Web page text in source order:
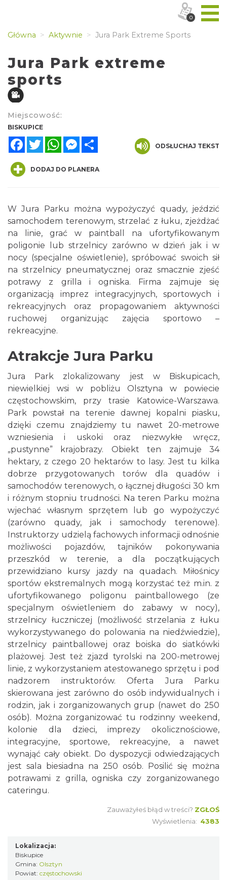
Główna Aktywnie Jura Park Extreme Sports
Jura Park extreme
sports
Miejscowość:
BISKUPICE
FacebookTwitterWhatsAppMessenger
ODSŁUCHAJ TEKST
DODAJ DO PLANERA
W Jura Parku można wypożyczyć quady, jeździć
samochodem terenowym, strzelać z łuku, zjeżdżać
na linie, grać w paintball na ufortyfikowanym
poligonie lub strzelnicy zarówno w dzień jak i w
nocy (specjalne oświetlenie), spróbować swoich sił
na strzelnicy pneumatycznej oraz smacznie zjeść
potrawy z grilla i ogniska. Firma zajmuje się
organizacją imprez integracyjnych, sportowych i
rekreacyjnych oraz propagowaniem aktywności
ruchowej organizując zajęcia sportowo –
rekreacyjne.
Atrakcje Jura Parku
Jura Park zlokalizowany jest w Biskupicach,
niewielkiej wsi w pobliżu Olsztyna w powiecie
częstochowskim, przy trasie Katowice-Warszawa.
Park powstał na terenie dawnej kopalni piasku,
dzięki czemu znajdziemy tu nawet 20-metrowe
wzniesienia i uskoki oraz niezwykłe wręcz,
„pustynne” krajobrazy. Obiekt ten zajmuje 34
hektary, z czego 20 hektarów to lasy. Jest tu kilka
dobrze przygotowanych torów dla quadów i
samochodów terenowych, o łącznej długości 30 km
i różnym stopniu trudności. Na teren Parku można
wjechać własnym sprzętem lub go wypożyczyć
(zarówno quady, jak i samochody terenowe).
Instruktorzy udzielą fachowych informacji odnośnie
możliwości pojazdów, tajników pokonywania
przeszkód w terenie, a dla początkujących
przewidziano kursy jazdy na quadach. Miłośnicy
sportów ekstremalnych mogą korzystać też m.in. z
ufortyfikowanego poligonu paintballowego (ze
specjalnym oświetleniem do zabawy w nocy),
strzelnicy łuczniczej (możliwość strzelania z łuku
wykorzystywanego do polowania na niedźwiedzie),
strzelnicy paintballowej oraz boiska do siatkówki
plażowej. Jest też zjazd tyrolski na 200-metrowej
linie, z wykorzystaniem atestowanego sprzętu i pod
nadzorem instruktorów. Oferta Jura Parku
skierowana jest zarówno do osób indywidualnych i
rodzin, jak i zorganizowanych grup (nawet do 250
osób). Można zorganizować tu rodzinny weekend,
kolonie dla dzieci, imprezy okolicznościowe,
integracyjne, sportowe, rekreacyjne, a nawet
wynająć cały obiekt. Do dyspozycji odwiedzających
jest sala biesiadna na 250 osób. Posilić się można
potrawami z grilla, ogniska czy zorganizowanego
cateringu.
Zauważyłeś błąd w treści? ZGŁOŚ
Wyświetlenia: 4383
Lokalizacja:
Biskupice
Gmina: Olsztyn
Powiat: częstochowski
0